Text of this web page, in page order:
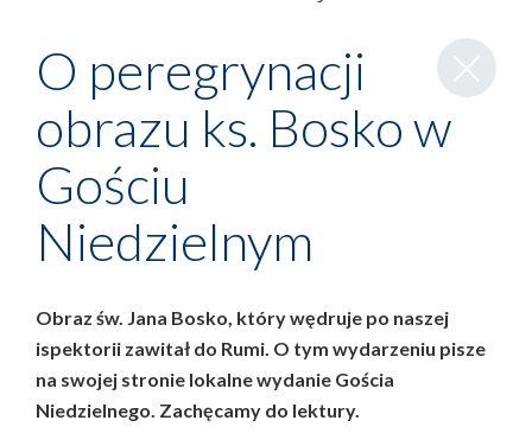
Zamknij
wpis
O peregrynacji
obrazu ks. Bosko w
Gościu
Niedzielnym
Obraz św. Jana Bosko, który wędruje po naszej
ispektorii zawitał do Rumi. O tym wydarzeniu pisze
na swojej stronie lokalne wydanie Gościa
Niedzielnego. Zachęcamy do lektury.